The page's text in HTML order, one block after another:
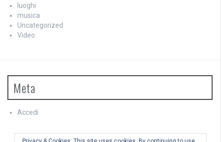
luoghi
musica
Uncategorized
Video
Meta
Accedi
Feed dei commenti